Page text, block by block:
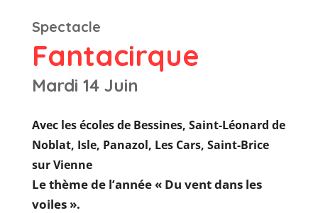
Spectacle
Fantacirque
Mardi 14 Juin
Avec les écoles de Bessines, Saint-Léonard de
Noblat, Isle, Panazol, Les Cars, Saint-Brice
sur Vienne
Le thème de l’année « Du vent dans les
voiles ».